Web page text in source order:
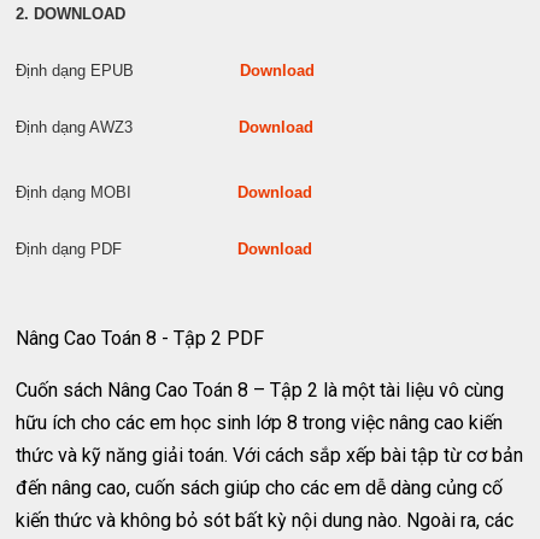
2. DOWNLOAD
Định dạng EPUB Download
Định dạng AWZ3 Download
Định dạng MOBI Download
Định dạng PDF Download
Nâng Cao Toán 8 - Tập 2 PDF
Cuốn sách Nâng Cao Toán 8 – Tập 2 là một tài liệu vô cùng
hữu ích cho các em học sinh lớp 8 trong việc nâng cao kiến
thức và kỹ năng giải toán. Với cách sắp xếp bài tập từ cơ bản
đến nâng cao, cuốn sách giúp cho các em dễ dàng củng cố
kiến thức và không bỏ sót bất kỳ nội dung nào. Ngoài ra, các